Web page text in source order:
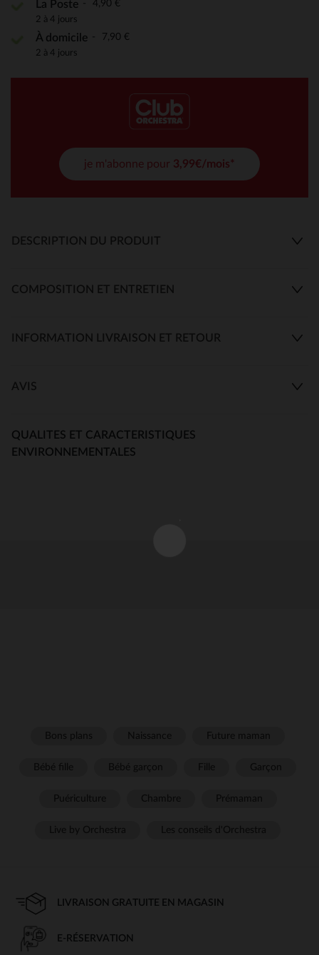
La Poste 4,90 €
2 à 4 jours
À domicile 7,90 €
2 à 4 jours
je m'abonne pour 3,99€/mois*
DESCRIPTION DU PRODUIT
COMPOSITION ET ENTRETIEN
INFORMATION LIVRAISON ET RETOUR
AVIS
QUALITES ET CARACTERISTIQUES
ENVIRONNEMENTALES
LIVRAISON GRATUITE EN MAGASIN
E-RÉSERVATION